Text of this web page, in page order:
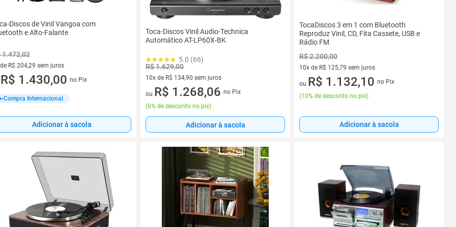
Discos de Vinil Vangoa com
e Alto-Falante
1.472,02
R$ 204,29 sem juros
de R$ 204,29 sem juros
R$ 1.430,00 no Pix
Compra Internacional
Adicionar à sacola
Toca-Discos Vinil Audio-Technica
Automático AT-LP60X-BK
5.0 (66)
R$ 1.629,00
10x de R$ 134,90 sem juros
10 vez de R$ 134,90 sem juros
ou R$ 1.268,06 no Pix
(6% de desconto no pix)
Adicionar à sacola
TocaDiscos 3 em 1 com Bluetooth
Reproduz Vinil, CD, Fita Cassete, USB e
Rádio FM
R$ 2.200,00
10x de R$ 125,79 sem juros
10 vez de R$ 125,79 sem juros
ou R$ 1.132,10 no Pix
(10% de desconto no pix)
Adicionar à sacola